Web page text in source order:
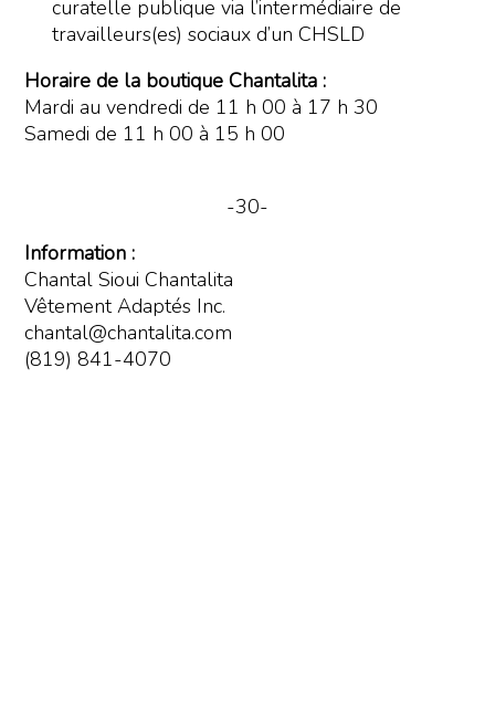
curatelle publique via l’intermédiaire de
travailleurs(es) sociaux d’un CHSLD
Horaire de la boutique Chantalita :
Mardi au vendredi de 11 h 00 à 17 h 30
Samedi de 11 h 00 à 15 h 00
-30-
Information :
Chantal Sioui Chantalita
Vêtement Adaptés Inc.
chantal@chantalita.com
(819) 841-4070